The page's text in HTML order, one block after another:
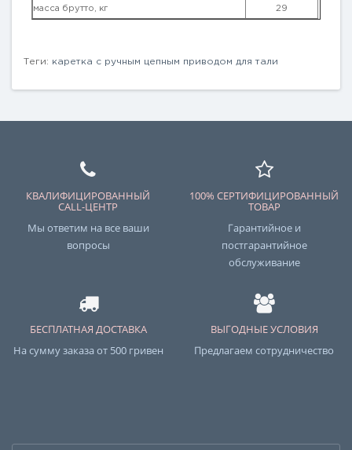
масса брутто, кг 29
Теги: каретка с ручным цепным приводом для тали
КВАЛИФИЦИРОВАННЫЙ
CALL-ЦЕНТР
Мы ответим на все ваши
вопросы
100% СЕРТИФИЦИРОВАННЫЙ
ТОВАР
Гарантийное и
постгарантийное
обслуживание
БЕСПЛАТНАЯ ДОСТАВКА
На сумму заказа от 500 гривен
ВЫГОДНЫЕ УСЛОВИЯ
Предлагаем сотрудничество